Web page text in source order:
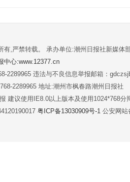
有,严禁转载。 承办单位:潮州日报社新媒体
中心:www.12377.cn
2289965 违法与不良信息举报邮箱：
2289965 地址:潮州市枫春路潮州日报社
建议使用IE8.0以上版本及使用1024*768分
粤ICP备13030909号-1 公安网站